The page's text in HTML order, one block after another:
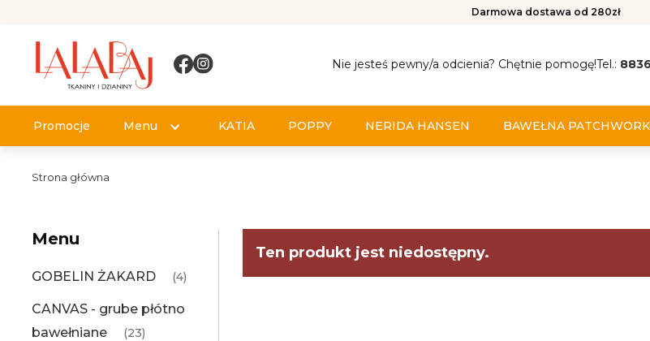
Darmowa dostawa od 280zł
Nie jesteś pewny/a odcienia? Chętnie pomogę!Tel.:
Promocje Menu KATIA POPPY NERIDA HANSEN BAWEŁNA
Strona główna
Menu
GOBELIN ŻAKARD (4)
CANVAS - grube płótno
bawełniane
(23)
Ten produkt jest niedostępny.